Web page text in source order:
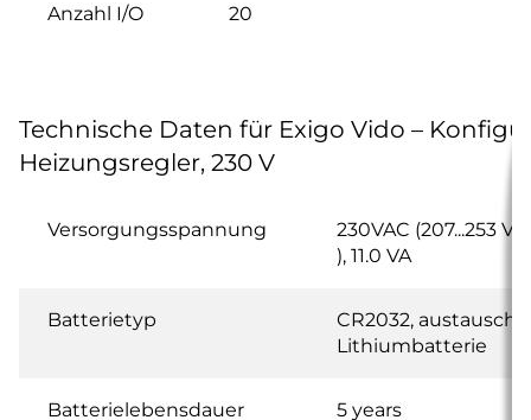
Anzahl I/O 20
Technische Daten für Exigo Vido –
Heizungsregler, 230 V
Versorgungsspannung
230VAC (207...253 V
), 11.0 VA
Batterietyp
CR2032,
Lithiumbatterie
Batterielebensdauer 5 years